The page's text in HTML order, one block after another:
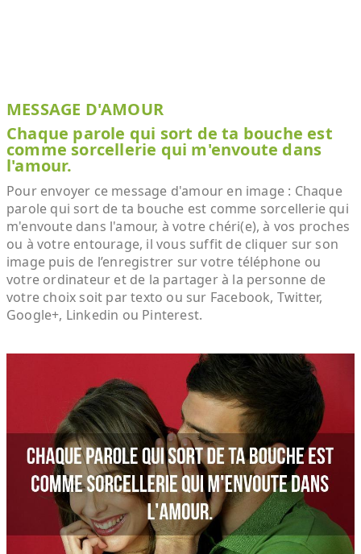
MESSAGE D'AMOUR
Chaque parole qui sort de ta bouche est
comme sorcellerie qui m'envoute dans
l'amour.
Pour envoyer ce message d'amour en image : Chaque
parole qui sort de ta bouche est comme sorcellerie qui
m'envoute dans l'amour, à votre chéri(e), à vos proches
ou à votre entourage, il vous suffit de cliquer sur son
image puis de l’enregistrer sur votre téléphone ou
votre ordinateur et de la partager à la personne de
votre choix soit par texto ou sur Facebook, Twitter,
Google+, Linkedin ou Pinterest.